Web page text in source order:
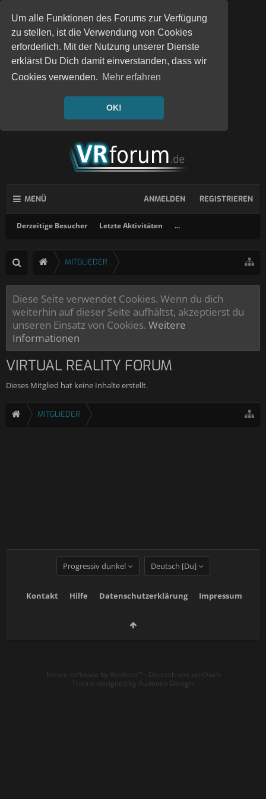
Um alle Funktionen des Forums zur Verfügung
zu stellen, ist die Verwendung von Cookies
erforderlich. Mit der Nutzung unserer Dienste
erklärst Du Dich damit einverstanden, dass wir
Cookies verwenden. Mehr erfahren
OK!
MENÜ
Derzeitige Besucher Letzte Aktivitäten ...
ANMELDEN REGISTRIEREN
MITGLIEDER
Diese Seite verwendet Cookies. Wenn du dich
weiterhin auf dieser Seite aufhältst, akzeptierst du
unseren Einsatz von Cookies. Weitere
Informationen
VIRTUAL REALITY FORUM
Dieses Mitglied hat keine Inhalte erstellt.
MITGLIEDER
Progressiv dunkel Deutsch [Du]
Kontakt Hilfe Datenschutzerklärung Impressum
Forum software by XenForo™ - Deutsch von xenDach
Theme designed by Audentio Design.